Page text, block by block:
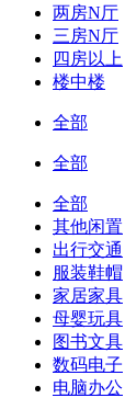
两房N厅
三房N厅
四房以上
楼中楼
全部
全部
全部
其他闲置
出行交通
服装鞋帽
家居家具
母婴玩具
图书文具
数码电子
电脑办公